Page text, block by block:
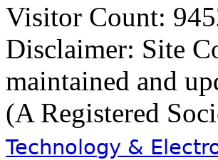
Visitor Count:
Disclaimer: Site
maintained and
(A Registered
Technology &